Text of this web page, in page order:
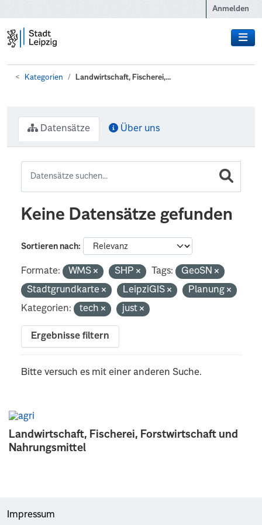
Anmelden
Kategorien Landwirtschaft, Fischerei,...
Landwirtschaft, Fischerei, Forstwirtschaft und
Nahrungsmittel
Datensätze Über uns
Keine Datensätze gefunden
Sortieren nach
Formate: WMS SHP Tags:
GeoSN
Stadtgrundkarte
LeipziGIS
Planung
Kategorien:
tech just
Ergebnisse filtern
Bitte versuch es mit einer anderen Suche.
Impressum